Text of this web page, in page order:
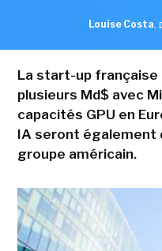
Louise Costa,
La start-up française
plusieurs Md$ avec
capacités GPU en
IA seront également
groupe américain.